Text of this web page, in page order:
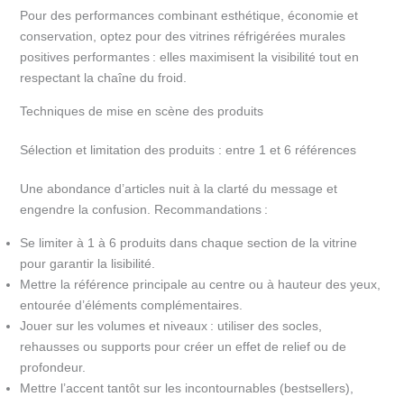
Pour des performances combinant esthétique, économie et
conservation, optez pour des vitrines réfrigérées murales
positives performantes : elles maximisent la visibilité tout en
respectant la chaîne du froid.
Techniques de mise en scène des produits
Sélection et limitation des produits : entre 1 et 6 références
Une abondance d’articles nuit à la clarté du message et
engendre la confusion. Recommandations :
Se limiter à 1 à 6 produits dans chaque section de la vitrine
pour garantir la lisibilité.
Mettre la référence principale au centre ou à hauteur des yeux,
entourée d’éléments complémentaires.
Jouer sur les volumes et niveaux : utiliser des socles,
rehausses ou supports pour créer un effet de relief ou de
profondeur.
Mettre l’accent tantôt sur les incontournables (bestsellers),